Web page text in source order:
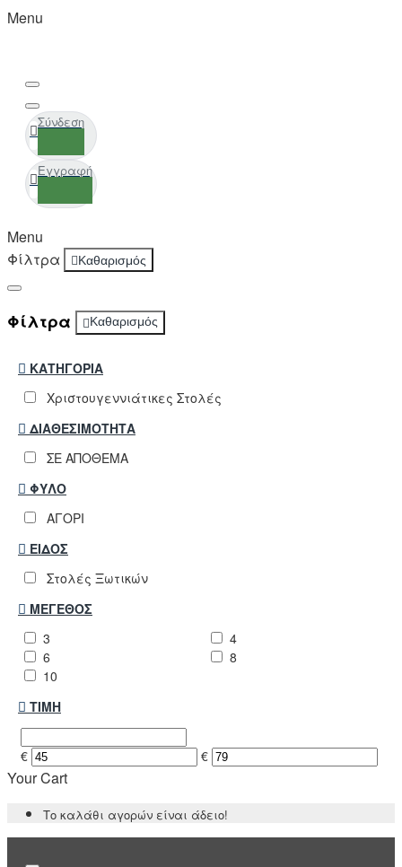
Menu
Σύνδεση
Εγγραφή
Menu
Φίλτρα
Καθαρισμός
Φίλτρα Καθαρισμός
ΚΑΤΗΓΟΡΊΑ
Χριστουγεννιάτικες Στολές
ΔΙΑΘΕΣΙΜΌΤΗΤΑ
ΣΕ ΑΠΟΘΕΜΑ
ΦΎΛΟ
ΑΓΟΡΙ
ΕΊΔΟΣ
Στολές Ξωτικών
ΜΈΓΕΘΟΣ
3
4
6
8
10
ΤΙΜΉ
€ €
Your Cart
Το καλάθι αγορών είναι άδειο!